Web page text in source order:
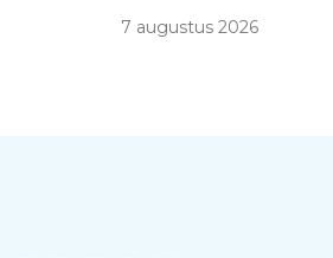
kunnen nestelen.
7 augustus 2026